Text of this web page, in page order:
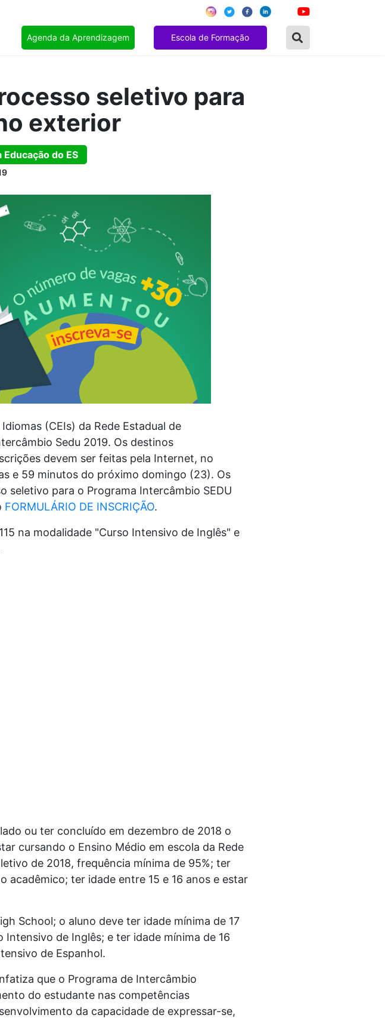
Agenda da Aprendizagem Escola de Formação
seletivo para
exterior
do ES
(CEIs) da Rede Estadual de
Sedu 2019. Os destinos
devem ser feitas pela Internet, no
e 59 minutos do próximo domingo (23). Os
seletivo para o Programa Intercâmbio SEDU
FORMULÁRIO DE INSCRIÇÃO.
na modalidade "Curso Intensivo de Inglês" e
ou ter concluído em dezembro de 2018 o
cursando o Ensino Médio em escola da Rede
de 2018, frequência mínima de 95%; ter
acadêmico; ter idade entre 15 e 16 anos e estar
School; o aluno deve ter idade mínima de 17
de Inglês; e ter idade mínima de 16
de Espanhol.
que o Programa de Intercâmbio
do estudante nas competências
da capacidade de expressar-se,